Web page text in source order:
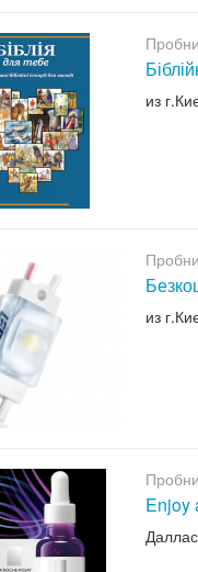
из
из
Enjoy
Даллас